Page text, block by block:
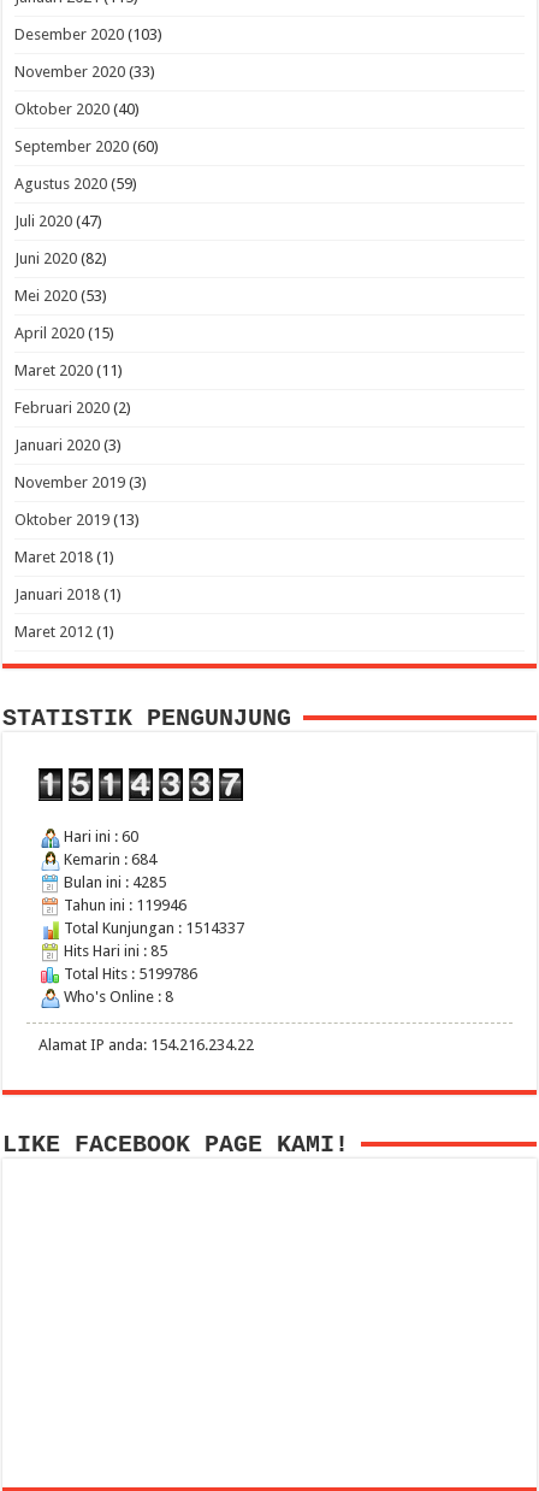
Desember 2020 (103)
November 2020 (33)
Oktober 2020 (40)
September 2020 (60)
Agustus 2020 (59)
Juli 2020 (47)
Juni 2020 (82)
Mei 2020 (53)
April 2020 (15)
Maret 2020 (11)
Februari 2020 (2)
Januari 2020 (3)
November 2019 (3)
Oktober 2019 (13)
Maret 2018 (1)
Januari 2018 (1)
Maret 2012 (1)
STATISTIK PENGUNJUNG
Hari ini : 60
Kemarin : 684
Bulan ini : 4285
Tahun ini : 119946
Total Kunjungan : 1514337
Hits Hari ini : 85
Total Hits : 5199786
Who's Online : 8
Alamat IP anda: 154.216.234.22
LIKE FACEBOOK PAGE KAMI!